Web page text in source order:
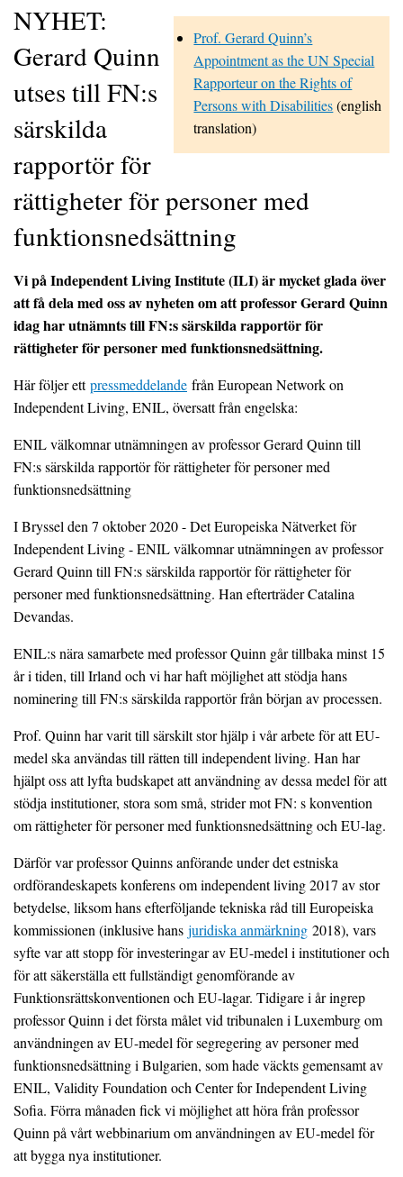
Prof. Gerard Quinn’s
Appointment as the UN Special
Rapporteur on the Rights of
Persons with Disabilities(english
translation)
NYHET:
Gerard Quinn
utses till FN:s
särskilda
rapportör för
rättigheter för personer med
funktionsnedsättning
Vi på Independent Living Institute (ILI) är mycket glada över
att få dela med oss ​​av nyheten om att professor Gerard Quinn
idag har utnämnts till FN:s särskilda rapportör för
rättigheter för personer med funktionsnedsättning.
Här följer ettpressmeddelande från European Network on
Independent Living, ENIL, översatt från engelska:
ENIL välkomnar utnämningen av professor Gerard Quinn till
FN:s särskilda rapportör för rättigheter för personer med
funktionsnedsättning
I Bryssel den 7 oktober 2020 - Det Europeiska Nätverket för
Independent Living - ENIL välkomnar utnämningen av professor
Gerard Quinn till FN:s särskilda rapportör för rättigheter för
personer med funktionsnedsättning. Han efterträder Catalina
Devandas.
ENIL:s nära samarbete med professor Quinn går tillbaka minst 15
år i tiden, till Irland och vi har haft möjlighet att stödja hans
nominering till FN:s särskilda rapportör från början av processen.
Prof. Quinn har varit till särskilt stor hjälp i vår arbete för att EU-
medel ska användas till rätten till independent living. Han har
hjälpt oss att lyfta budskapet att användning av dessa medel för att
stödja institutioner, stora som små, strider mot FN: s konvention
om rättigheter för personer med funktionsnedsättning och EU-lag.
Därför var professor Quinns anförande under det estniska
ordförandeskapets konferens om independent living 2017 av stor
betydelse, liksom hans efterföljande tekniska råd till Europeiska
kommissionen (inklusive hans juridiska anmärkning 2018), vars
syfte var att stopp för investeringar av EU-medel i institutioner och
för att säkerställa ett fullständigt genomförande av
Funktionsrättskonventionen och EU-lagar. Tidigare i år ingrep
professor Quinn i det första målet vid tribunalen i Luxemburg om
användningen av EU-medel för segregering av personer med
funktionsnedsättning i Bulgarien, som hade väckts gemensamt av
ENIL, Validity Foundation och Center for Independent Living
Sofia. Förra månaden fick vi möjlighet att höra från professor
Quinn på vårt webbinarium om användningen av EU-medel för
att bygga nya institutioner.